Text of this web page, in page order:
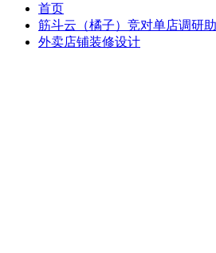
首页
筋斗云（橘子）竞对单店调研
外卖店铺装修设计